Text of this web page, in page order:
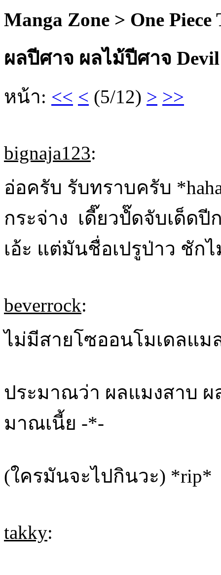
Manga Zone > One
ผลปีศาจ ผลไม้ปีศาจ
หน้า: << < (5/12) > >>
bignaja123:
อ่อครับ รับทราบครับ
กระจ่าง เดี๊ยวปํ๊ดจับเด็ด
เอ้ะ แต่มันชื่อเปรูป่าว ชัก
beverrock:
ไม่มีสายโซออนโมเดลแม
ประมาณว่า ผลแมงสาบ ผ
มาณเนี้ย -*-
(ใครมันจะไปกินวะ) *rip*
takky: